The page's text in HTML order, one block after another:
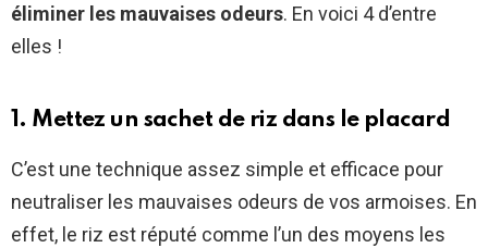
éliminer les mauvaises odeurs. En voici 4 d’entre
elles !
1. Mettez un sachet de riz dans le placard
C’est une technique assez simple et efficace pour
neutraliser les mauvaises odeurs de vos armoises. En
effet, le riz est réputé comme l’un des moyens les